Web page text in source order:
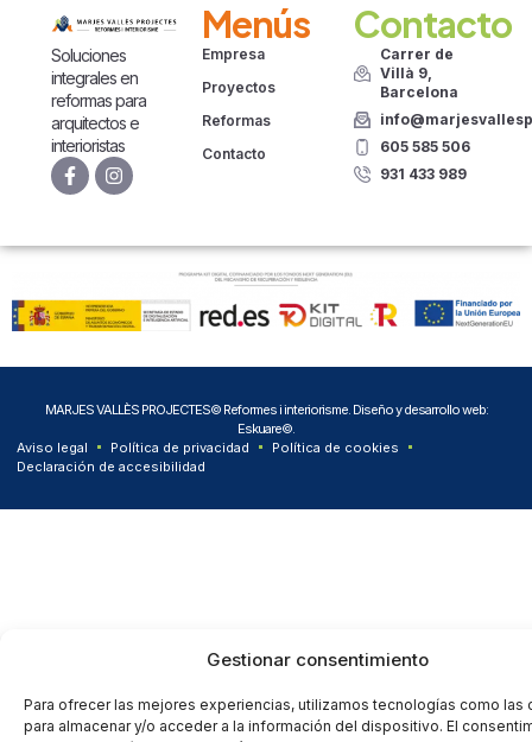
Gestionar consentimiento
Para ofrecer las mejores experiencias, utilizamos tecnologías como las
para almacenar y/o acceder a la información del dispositivo. El
Soluciones
integrales en
reformas para
arquitectos e
interioristas
Menús
Empresa
Proyectos
Reformas
Contacto
Contacto
Carrer de
Villà 9,
Barcelona
605 585 506
931 433 989
MARJES VALLÈS PROJECTES© Reformes i interiorisme. Diseño y desarrollo web:
Eskuare©.
Aviso legal
Política de privacidad
Política de cookies
Declaración de accesibilidad